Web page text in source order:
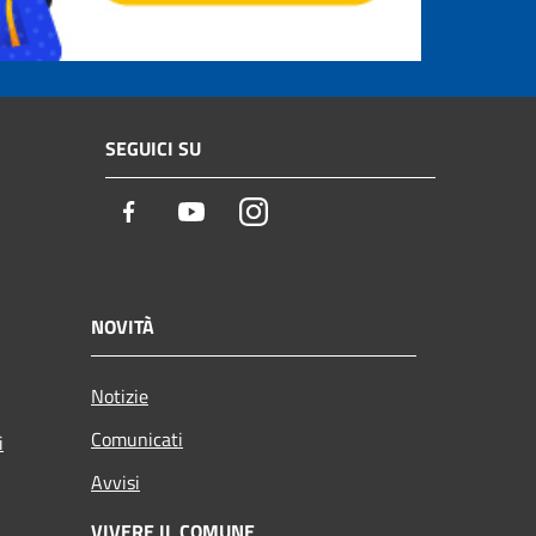
SEGUICI SU
Facebook YoutubeInstagram
NOVITÀ
Notizie
Comunicati
Avvisi